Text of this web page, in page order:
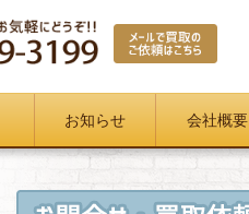
お知らせ 会社概要